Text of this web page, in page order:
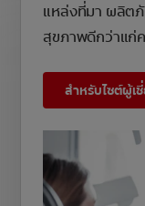
แหล่งที่มา ผลิต
สุขภาพดีกว่าแก่
สำหรับไซต์ผู้เ